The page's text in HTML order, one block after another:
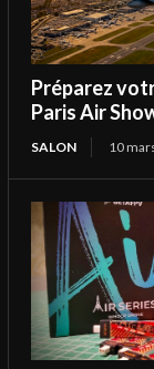
Préparez
Paris Air
SALON 10